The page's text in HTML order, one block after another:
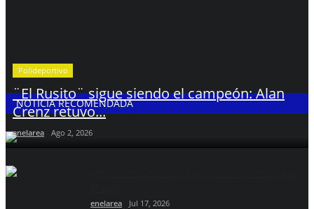
NOTICIA RECOMENDADA
Polideportivo
¨El Rusito¨ sigue siendo el campeón: Alan
Crenz retuvo...
enelarea Ago 2, 2026
enelarea Jul 17, 2026